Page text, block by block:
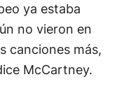
ya estaba
no vieron en
canciones más,
McCartney.